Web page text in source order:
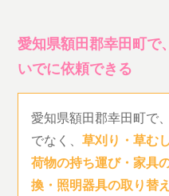
愛知県額田郡幸田町で
いでに依頼できる
愛知県額田郡幸田町で
でなく、草刈り・草む
荷物の持ち運び・家具
換・照明器具の取り替え